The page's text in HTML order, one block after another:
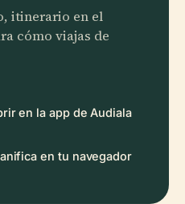
itinerario en el
cómo viajas de
en la app de Audiala
en tu navegador